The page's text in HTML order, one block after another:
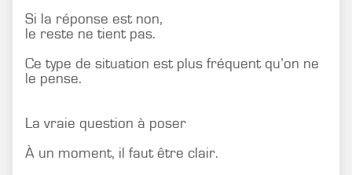
Si la réponse est non,
le reste ne tient pas.
Ce type de situation est plus fréquent qu’on ne
le pense.
La vraie question à poser
À un moment, il faut être clair.